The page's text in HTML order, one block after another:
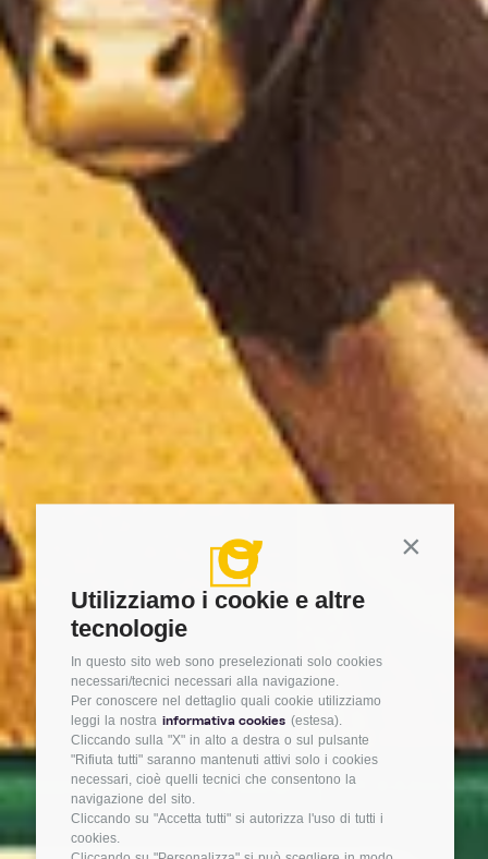
Continua
Utilizziamo i cookie e altre
tecnologie
In questo sito web sono preselezionati solo cookies
necessari/tecnici necessari alla navigazione.
Per conoscere nel dettaglio quali cookie utilizziamo
leggi la nostra informativa cookies (estesa).
Cliccando sulla "X" in alto a destra o sul pulsante
"Rifiuta tutti" saranno mantenuti attivi solo i cookies
necessari, cioè quelli tecnici che consentono la
navigazione del sito.
Cliccando su "Accetta tutti" si autorizza l'uso di tutti i
cookies.